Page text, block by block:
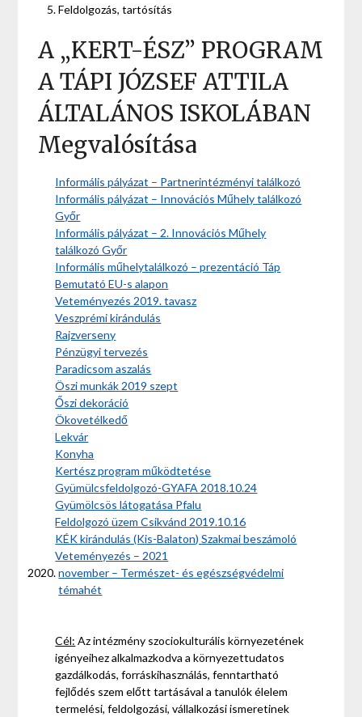
Feldolgozás, tartósítás
A „KERT-ÉSZ” PROGRAM
A TÁPI JÓZSEF ATTILA
ÁLTALÁNOS ISKOLÁBAN
Megvalósítása
Informális pályázat – Partnerintézményi találkozó
Informális pályázat – Innovációs Műhely találkozó
Győr
Informális pályázat – 2. Innovációs Műhely
találkozó Győr
Informális műhelytalálkozó – prezentáció Táp
Bemutató EU-s alapon
Veteményezés 2019. tavasz
Veszprémi kirándulás
Rajzverseny
Pénzügyi tervezés
Paradicsom aszalás
Öszi munkák 2019 szept
Őszi dekoráció
Ökovetélkedő
Lekvár
Konyha
Kertész program működtetése
Gyümülcsfeldolgozó-GYAFA 2018.10.24
Gyümölcsös látogatása Pfalu
Feldolgozó üzem Csikvánd 2019.10.16
KÉK kirándulás (Kis-Balaton) Szakmai beszámoló
Veteményezés – 2021
november – Természet- és egészségvédelmi
témahét
Cél: Az intézmény szociokulturális környezetének
igényeihez alkalmazkodva a környezettudatos
gazdálkodás, forráskihasználás, fenntartható
fejlődés szem előtt tartásával a tanulók élelem
termelési, feldolgozási, vállalkozási ismeretinek